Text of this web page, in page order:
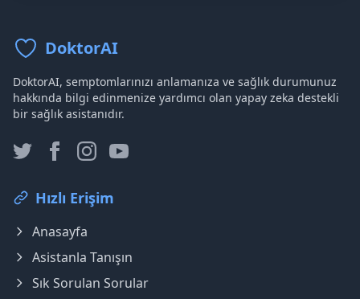
DoktorAI
DoktorAI, semptomlarınızı anlamanıza ve sağlık durumunuz
hakkında bilgi edinmenize yardımcı olan yapay zeka destekli
bir sağlık asistanıdır.
Hızlı Erişim
Anasayfa
Asistanla Tanışın
Sık Sorulan Sorular